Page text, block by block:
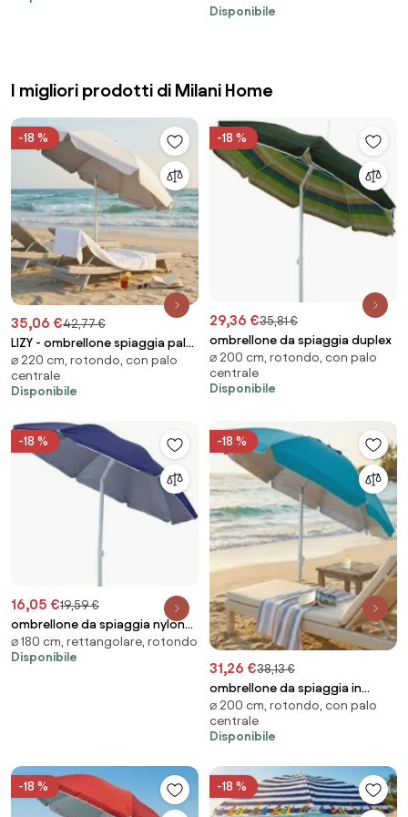
Disponibile
I migliori prodotti di Milani Home
-18 %
35,06 €42,77 €
LIZY - ombrellone spiaggia palo
alluminio 220/32
⌀ 220 cm, rotondo, con palo
centrale
Disponibile
-18 %
29,36 €35,81 €
ombrellone da spiaggia duplex
⌀ 200 cm, rotondo, con palo
centrale
Disponibile
-18 %
16,05 €19,59 €
ombrellone da spiaggia nylon
protezione uv tondo 1,80 m /
palo da 32 mm colore casuale
⌀ 180 cm, rettangolare, rotondo
Disponibile
-18 %
31,26 €38,13 €
ombrellone da spiaggia in
alluminio
⌀ 200 cm, rotondo, con palo
centrale
Disponibile
-18 % -18 %